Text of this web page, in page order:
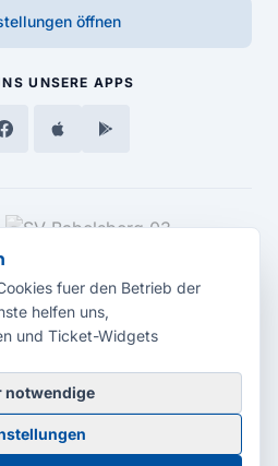
öffnen
UNSERE APPS
entwickelt durch dieMedienagentur
Babelsberg
AGBDatenschutzImpressum
fuer den Betrieb der
helfen uns,
und Ticket-Widgets
notwendige